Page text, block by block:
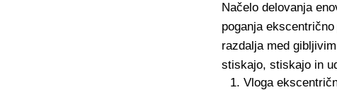
Načelo delovanja
poganja
razdalja med
stiskajo, stiskajo in
Vloga